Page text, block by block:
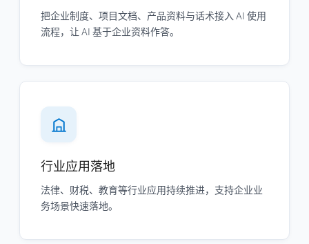
把企业制度、项目文档、产品资料与话术接入 AI 使用
流程，让 AI 基于企业资料作答。
行业应用落地
法律、财税、教育等行业应用持续推进，支持企业业
务场景快速落地。